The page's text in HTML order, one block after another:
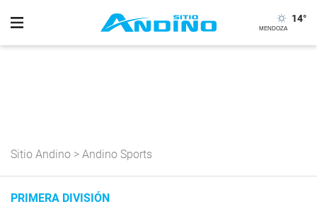
14°
Sitio Andino > Andino Sports
PRIMERA DIVISIÓN